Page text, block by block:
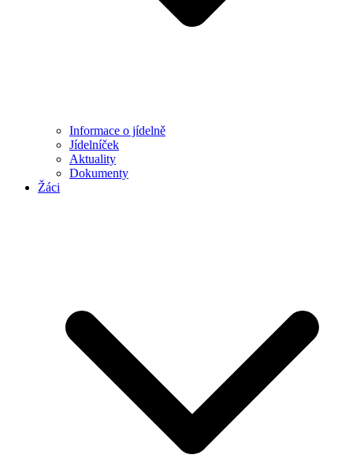
Informace o jídelně
Jídelníček
Aktuality
Dokumenty
Žáci